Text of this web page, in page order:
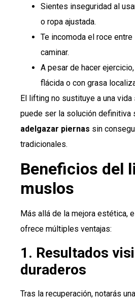
Sientes inseguridad al
o ropa ajustada.
Te incomoda el roce
caminar.
A pesar de hacer
flácida o con grasa
El lifting no sustituye a una
puede ser la solución definitiva
adelgazar piernas sin
tradicionales.
Beneficios del
muslos
Más allá de la mejora estética, el
ofrece múltiples ventajas:
1. Resultados
duraderos
Tras la recuperación, notarás